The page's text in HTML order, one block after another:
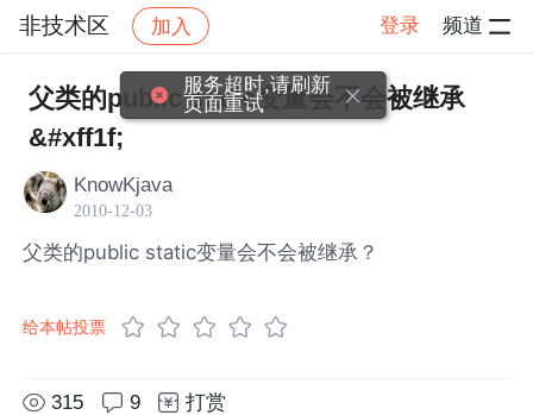
非技术区 加入 登录 频道
社区 非技术区 帖子详情
父类的public static变量会不会被继承
&#xff1f;
KnowKjava
2010-12-03
父类的public static变量会不会被继承？
给本帖投票
315 9 打赏
服务超时,请刷新
页面重试